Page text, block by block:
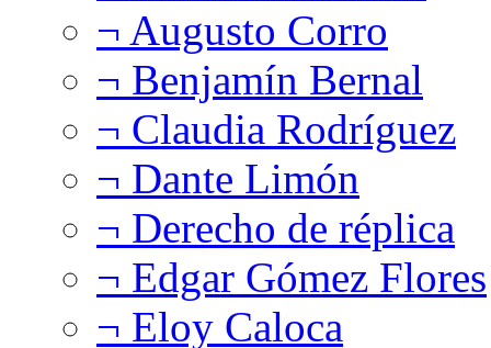
¬ Augusto Corro
¬ Benjamín Bernal
¬ Claudia Rodríguez
¬ Dante Limón
¬ Derecho de réplica
¬ Edgar Gómez Flores
¬ Eloy Caloca